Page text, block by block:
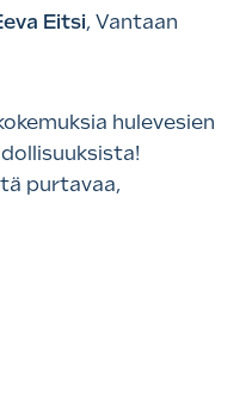
Eitsi, Vantaan
hulevesien
purtavaa,